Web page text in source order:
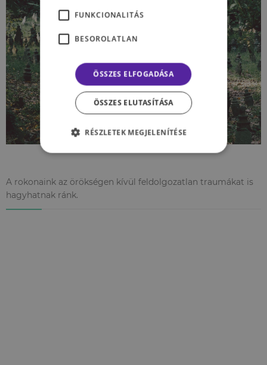
A rokonaink az örökségen kívül feldolgozatlan traumákat is
hagyhatnak ránk.
FUNKCIONALITÁS
BESOROLATLAN
ÖSSZES ELFOGADÁSA
ÖSSZES ELUTASÍTÁSA
RÉSZLETEK MEGJELENÍTÉSE